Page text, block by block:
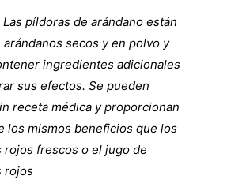
Las píldoras de arándano están
arándanos secos y en polvo y
ingredientes adicionales
sus efectos. Se pueden
receta médica y proporcionan
los mismos beneficios que los
rojos frescos o el jugo de
rojos